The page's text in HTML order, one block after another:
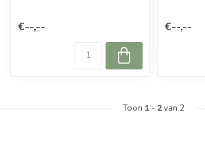
€--,-- €--,--
Toon 1 - 2van 2